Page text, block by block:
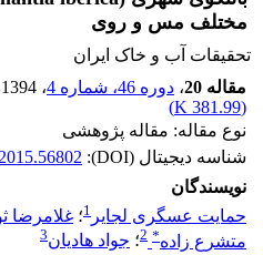
مختلف مس و روی
تحقیقات آب و خاک ایران
مقاله 20
، دوره 46، شماره 4 ، 1394
(
381.99 K
)
نوع مقاله: مقاله پژوهشی
شناسه دیجیتال (DOI):
نویسندگان
حمایت عسگری لجایر 1؛ غلامرضا
متشرع زاده*
2؛ جواد هادیان3